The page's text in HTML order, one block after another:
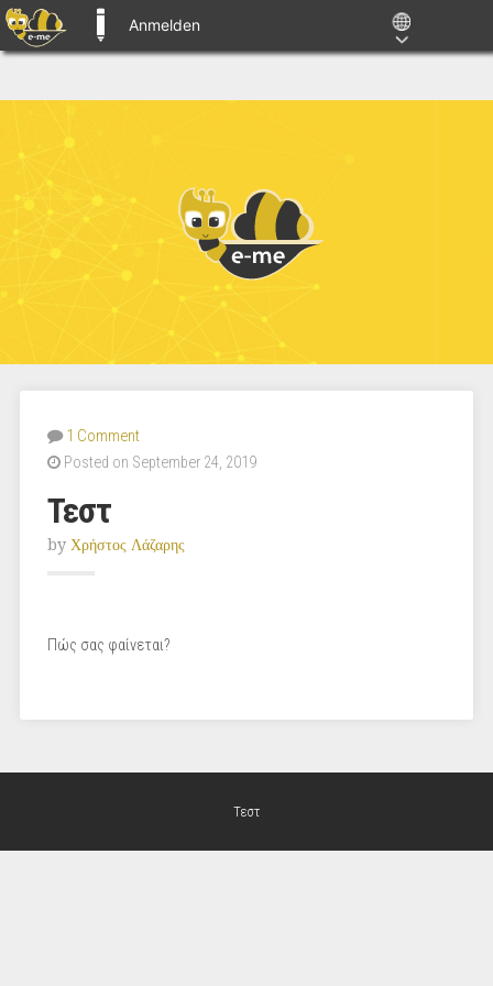
E-ME BLOGS
Anmelden
1 Comment
Posted on September 24, 2019
Τεστ
by Χρήστος Λάζαρης
Πώς σας φαίνεται?
Τεστ